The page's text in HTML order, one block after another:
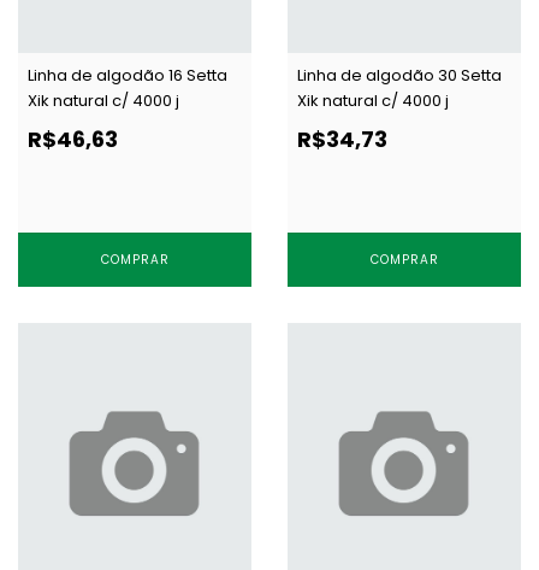
Linha de algodão 16 Setta
Xik natural c/ 4000 j
R$46,63
COMPRAR
Linha de algodão 30 Setta
Xik natural c/ 4000 j
R$34,73
COMPRAR